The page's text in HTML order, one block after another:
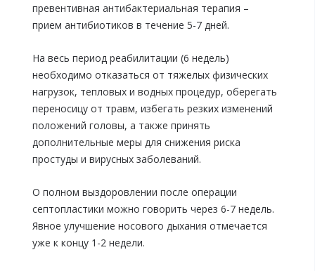
превентивная антибактериальная терапия –
прием антибиотиков в течение 5-7 дней.
На весь период реабилитации (6 недель)
необходимо отказаться от тяжелых физических
нагрузок, тепловых и водных процедур, оберегать
переносицу от травм, избегать резких изменений
положений головы, а также принять
дополнительные меры для снижения риска
простуды и вирусных заболеваний.
О полном выздоровлении после операции
септопластики можно говорить через 6-7 недель.
Явное улучшение носового дыхания отмечается
уже к концу 1-2 недели.